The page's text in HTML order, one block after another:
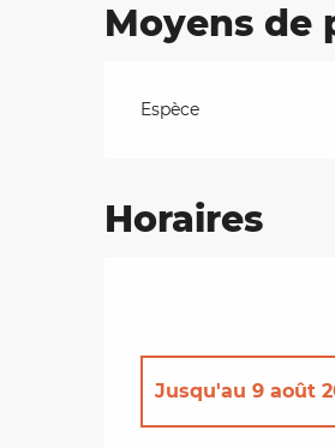
Moyens de
Espèce
Horaires
Jusqu'au 9 août